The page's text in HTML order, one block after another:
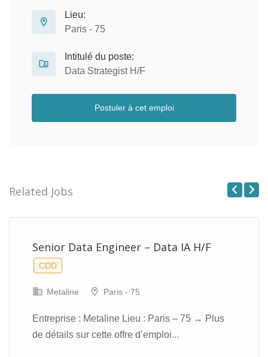
Lieu:
Paris - 75
Intitulé du poste:
Data Strategist H/F
Postuler à cet emploi
Related Jobs
Senior Data Engineer – Data IA H/F
CDD
Metaline Paris - 75
Entreprise : Metaline Lieu : Paris – 75 → Plus
de détails sur cette offre d’emploi...